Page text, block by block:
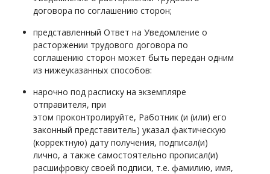
договора по соглашению сторон;
представленный Ответ на Уведомление о
расторжении трудового договора по
соглашению сторон может быть передан одним
из нижеуказанных способов:
нарочно под расписку на экземпляре
отправителя, при
этом проконтролируйте, Работник (и (или) его
законный представитель) указал фактическую
(корректную) дату получения, подписал(и)
лично, а также самостоятельно прописал(и)
расшифровку своей подписи, т.е. фамилию, имя,